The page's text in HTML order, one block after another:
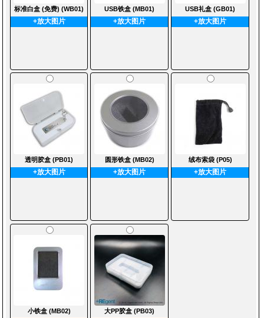
标准白盒 (免费) (WB01)
+放大图片
USB铁盒 (MB01)
+放大图片
USB礼盒 (GB01)
+放大图片
透明胶盒 (PB01)
+放大图片
圆形铁盒 (MB02)
+放大图片
绒布索袋 (P05)
+放大图片
小铁盒 (MB02) 大PP胶盒 (PB03)